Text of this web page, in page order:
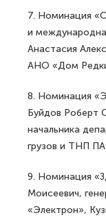
7. Номинация
и
Анастасия
АНО «Дом
8. Номинация
Буйдов Роберт
начальника
грузов и ТНП
9. Номинация
Моисеевич,
«Электрон»,